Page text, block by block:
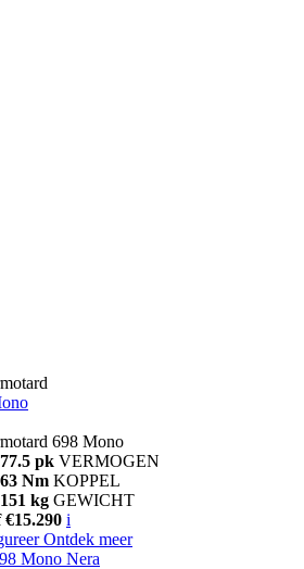
698 Mono
77.5 pk VERMOGEN
63 Nm KOPPEL
151 kg GEWICHT
i
Ontdek meer
Mono Nera